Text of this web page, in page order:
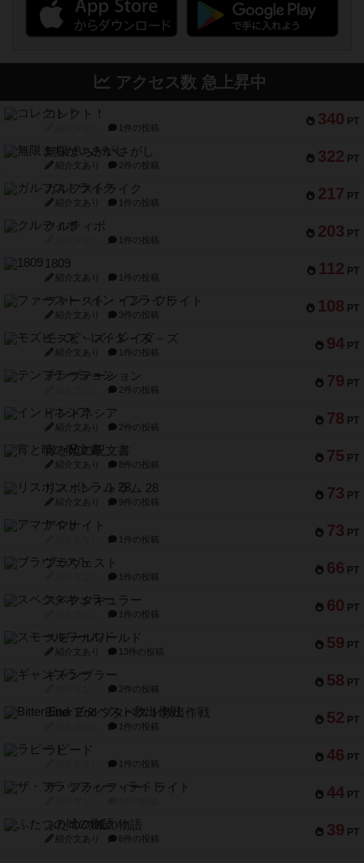
アクセス数 急上昇中
340 PT
コレクト！
1件の投稿
322 PT
無限まちがいさがし
紹介文あり 2件の投稿
217 PT
ガルフストライク
紹介文あり 1件の投稿
203 PT
クルティボ
1件の投稿
112 PT
1809
紹介文あり 1件の投稿
108 PT
ファースト・イン・フライト
紹介文あり 3件の投稿
94 PT
モズビ－ズ・レイダ－ズ
紹介文あり 1件の投稿
79 PT
テンプテーション
2件の投稿
78 PT
インドネシア
紹介文あり 2件の投稿
75 PT
宵と暁の呪文書
紹介文あり 8件の投稿
73 PT
リスボン・トラム 28
紹介文あり 9件の投稿
73 PT
アマナイト
1件の投稿
66 PT
ブラヴェスト
1件の投稿
60 PT
スペクタキュラー
1件の投稿
59 PT
スモールワールド
紹介文あり 13件の投稿
58 PT
ギャンブラー
2件の投稿
52 PT
Bitter End ブタペスト救出作戦
1件の投稿
46 PT
ラピード
1件の投稿
44 PT
ザ・フラッフィー・ライト
39 PT
ふたつの城の物語
紹介文あり 6件の投稿